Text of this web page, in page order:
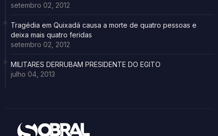
setembro 02, 2012
Tragédia em Quixadá causa a morte de quatro pessoas e
deixa mais quatro feridas
setembro 02, 2012
MILITARES DERRUBAM PRESIDENTE DO EGITO
julho 04, 2013